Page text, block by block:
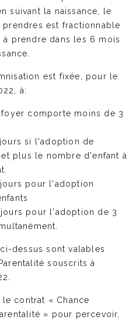
suivant la naissance, le
est fractionnable
à prendre dans les 6 mois
est fixée, pour le
à:
foyer comporte moins de 3
si l'adoption de
plus le nombre d'enfant à
pour l'adoption
pour l'adoption de 3
dessus sont valables
souscrits à
contrat « Chance
» pour percevoir,